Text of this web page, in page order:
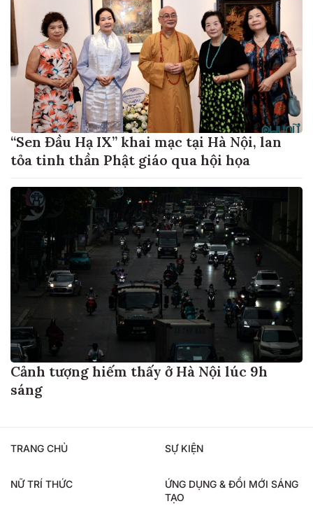
“Sen Đầu Hạ IX” khai mạc tại Hà Nội, lan
tỏa tinh thần Phật giáo qua hội họa
Cảnh tượng hiếm thấy ở Hà Nội lúc 9h
sáng
TRANG CHỦ SỰ KIỆN
NỮ TRÍ THỨC
ỨNG DỤNG & ĐỔI MỚI SÁNG
TẠO